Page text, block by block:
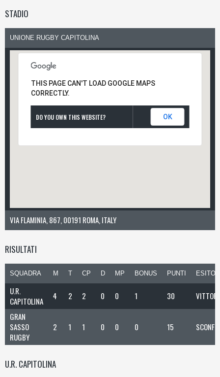
STADIO
UNIONE RUGBY CAPITOLINA
THIS PAGE CAN'T LOAD GOOGLE MAPS
CORRECTLY.
DO YOU OWN THIS WEBSITE? OK
VIA FLAMINIA, 867, 00191 ROMA, ITALY
RISULTATI
SQUADRA M T CP D MP BONUS PUNTI ESITO
U.R.
CAPITOLINA
4 2 2 0 0 1 30
GRAN
SASSO
RUGBY
2 1 1 0 0 0 15
U.R. CAPITOLINA